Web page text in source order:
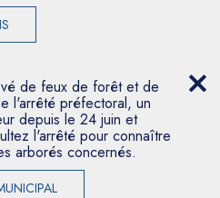
de feux de forêt et de
l'arrêté préfectoral, un
depuis le 24 juin et
l'arrêté pour connaître
arborés concernés.